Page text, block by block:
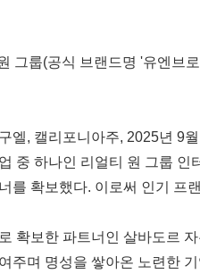
그룹(공식 브랜드명 '유엔브
엘, 캘리포니아주, 2025년 9
중 하나인 리얼티 원 그룹 인
를 확보했다. 이로써 인기 프
확보한 파트너인 살바도르
주며 명성을 쌓아온 노련한